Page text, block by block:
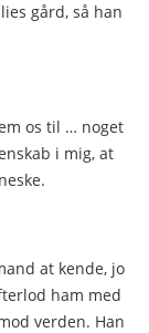
gård, så han
os til … noget
i mig, at
at kende, jo
ham med
verden. Han